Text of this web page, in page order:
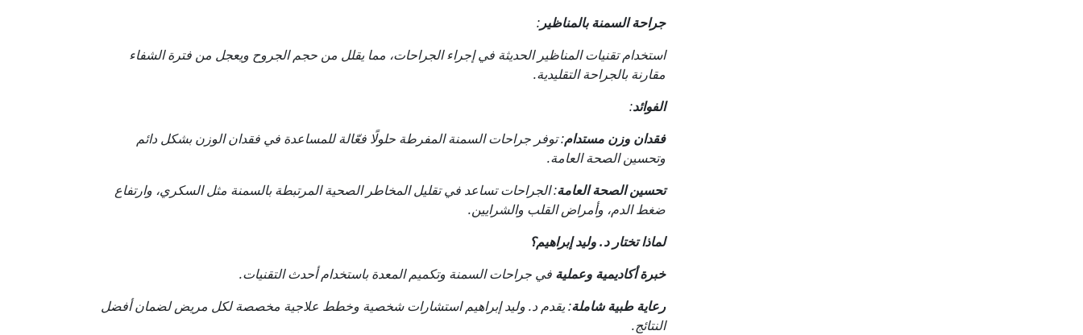
جراحة السمنة بالمناظير:
استخدام تقنيات المناظير الحديثة في إجراء الجراحات، مما يقلل من حجم الجروح ويعجل من فترة الشفاء
مقارنة بالجراحة التقليدية.
الفوائد:
فقدان وزن مستدام: توفر جراحات السمنة المفرطة حلولًا فعّالة للمساعدة في فقدان الوزن بشكل دائم
وتحسين الصحة العامة.
تحسين الصحة العامة: الجراحات تساعد في تقليل المخاطر الصحية المرتبطة بالسمنة مثل السكري، وارتفاع
ضغط الدم، وأمراض القلب والشرايين.
لماذا تختار د. وليد إبراهيم؟
خبرة أكاديمية وعملية في جراحات السمنة وتكميم المعدة باستخدام أحدث التقنيات.
رعاية طبية شاملة: يقدم د. وليد إبراهيم استشارات شخصية وخطط علاجية مخصصة لكل مريض لضمان أفضل
النتائج.